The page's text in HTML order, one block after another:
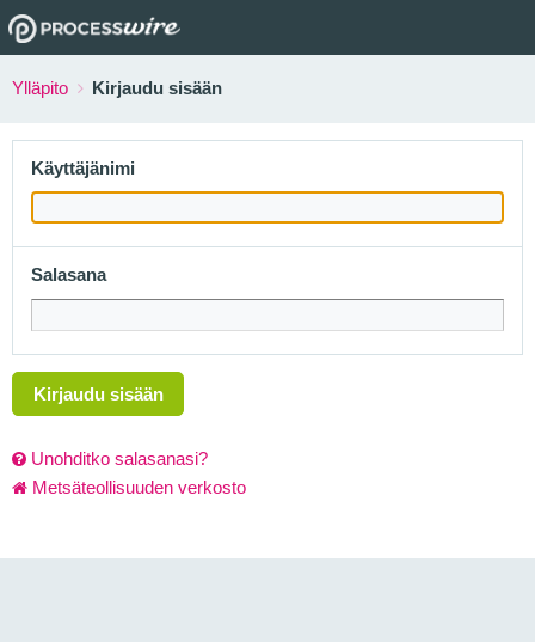
Ylläpito Kirjaudu sisään
Käyttäjänimi
Salasana
Kirjaudu sisään
Unohditko salasanasi?
Metsäteollisuuden verkosto